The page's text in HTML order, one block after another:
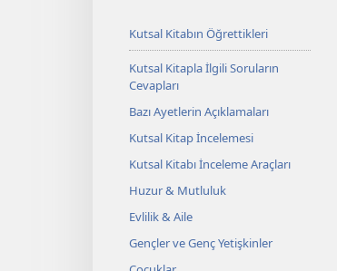
Kutsal Kitabın Öğrettikleri
Kutsal Kitapla İlgili Soruların
Cevapları
Bazı Ayetlerin Açıklamaları
Kutsal Kitap İncelemesi
Kutsal Kitabı İnceleme Araçları
Huzur & Mutluluk
Evlilik & Aile
Gençler ve Genç Yetişkinler